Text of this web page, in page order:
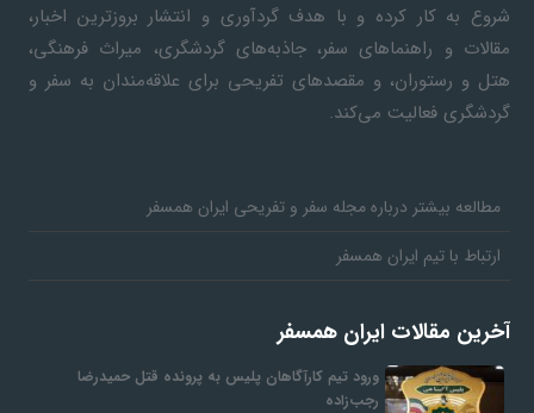
شروع به کار کرده و با هدف گردآوری و انتشار بروزترین اخبار،
مقالات و راهنماهای سفر، جاذبه‌های گردشگری، میراث فرهنگی،
هتل و رستوران، و مقصدهای تفریحی برای علاقه‌مندان به سفر و
گردشگری فعالیت می‌کند.
مطالعه بیشتر درباره مجله سفر و تفریحی ایران همسفر
ارتباط با تیم ایران همسفر
آخرین مقالات ایران همسفر
ورود تیم کارآگاهان پلیس به پرونده قتل حمیدرضا
رجب‌زاده